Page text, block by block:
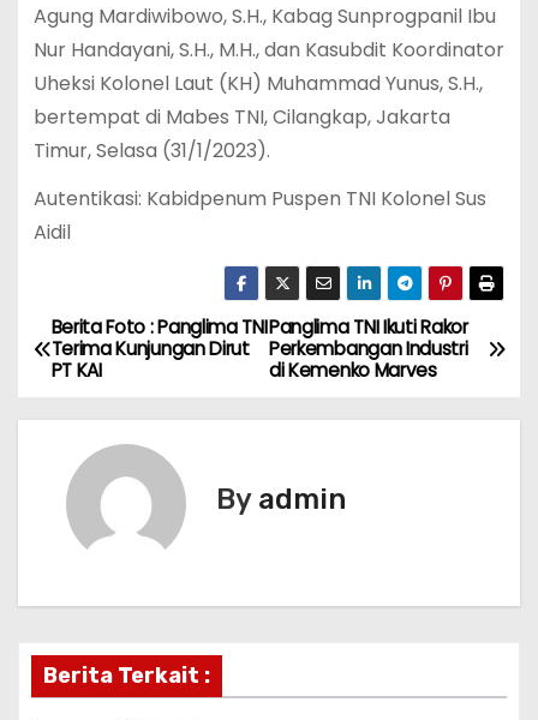
Agung Mardiwibowo, S.H., Kabag Sunprogpanil Ibu
Nur Handayani, S.H., M.H., dan Kasubdit Koordinator
Uheksi Kolonel Laut (KH) Muhammad Yunus, S.H.,
bertempat di Mabes TNI, Cilangkap, Jakarta
Timur, Selasa (31/1/2023).
Autentikasi: Kabidpenum Puspen TNI Kolonel Sus
Aidil
P
o
v
i
Panglima TNI Ikuti Rakor
Perkembangan Industri
di Kemenko Marves
Berita Foto : Panglima TNI
Terima Kunjungan Dirut
PT KAI
By admin
Berita Terkait :